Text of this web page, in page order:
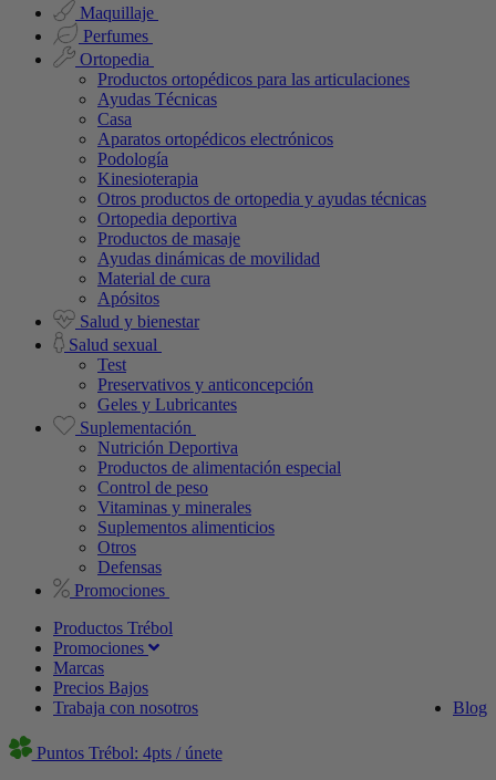
Maquillaje
Perfumes
Ortopedia
Productos ortopédicos para las articulaciones
Ayudas Técnicas
Casa
Aparatos ortopédicos electrónicos
Podología
Kinesioterapia
Otros productos de ortopedia y ayudas técnicas
Ortopedia deportiva
Productos de masaje
Ayudas dinámicas de movilidad
Material de cura
Apósitos
Salud y bienestar
Salud sexual
Test
Preservativos y anticoncepción
Geles y Lubricantes
Suplementación
Nutrición Deportiva
Productos de alimentación especial
Control de peso
Vitaminas y minerales
Suplementos alimenticios
Otros
Defensas
Promociones
Productos Trébol
Promociones
Marcas
Precios Bajos
Blog
Trabaja con nosotros
Puntos Trébol: 4pts / únete